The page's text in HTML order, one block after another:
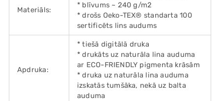
Materiāls:
* blīvums ~ 240 g/m2
* drošs Oeko-TEX® standarta 100
sertificēts lins audums
Apdruka:
* tiešā digitālā druka
* drukāts uz naturāla lina auduma
ar ECO-FRIENDLY pigmenta krāsām
* druka uz naturāla lina auduma
izskatās tumšāka, nekā uz balta
auduma